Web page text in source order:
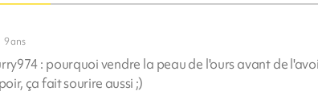
9 ans
: pourquoi vendre la peau de l'ours avant de
ça fait sourire aussi ;)